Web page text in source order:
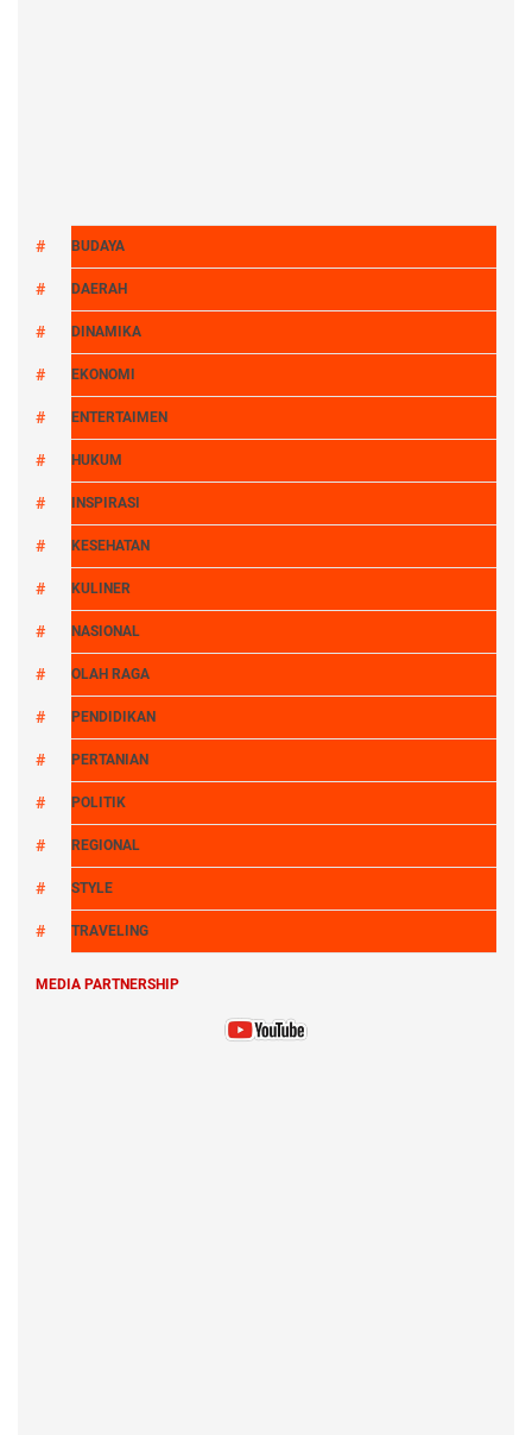
BUDAYA
DAERAH
DINAMIKA
EKONOMI
ENTERTAIMEN
HUKUM
INSPIRASI
KESEHATAN
KULINER
NASIONAL
OLAH RAGA
PENDIDIKAN
PERTANIAN
POLITIK
REGIONAL
STYLE
TRAVELING
MEDIA PARTNERSHIP